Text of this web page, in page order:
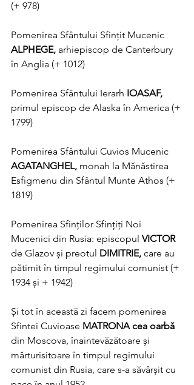
(+ 978)
Pomenirea Sfântului Sfințit Mucenic
ALPHEGE, arhiepiscop de Canterbury
în Anglia (+ 1012)
Pomenirea Sfântului Ierarh IOASAF,
primul episcop de Alaska în America (+
1799)
Pomenirea Sfântului Cuvios Mucenic
AGATANGHEL, monah la Mănăstirea
Esfigmenu din Sfântul Munte Athos (+
1819)
Pomenirea Sfinților Sfințiți Noi
Mucenici din Rusia: episcopul VICTOR
de Glazov și preotul DIMITRIE, care au
pătimit în timpul regimului comunist (+
1934 și + 1942)
Și tot în această zi facem pomenirea
Sfintei Cuvioase MATRONA cea oarbă
din Moscova, înaintevăzătoare și
mărturisitoare în timpul regimului
comunist din Rusia, care s-a săvârșit cu